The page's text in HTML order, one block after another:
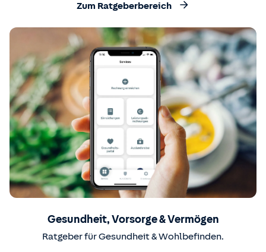
Zum Ratgeberbereich
Gesundheit, Vorsorge & Vermögen
Ratgeber für Gesundheit & Wohlbefinden.